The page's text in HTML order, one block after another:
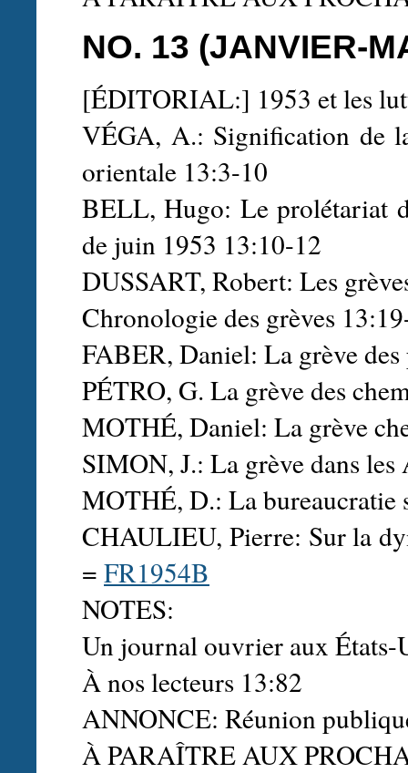
NO. 13 (JANVIER-
[ÉDITORIAL:] 1953 et les
VÉGA, A.: Signification de
orientale 13:3-10
BELL, Hugo: Le prolétariat
de juin 1953 13:10-12
DUSSART, Robert: Les
Chronologie des grèves
FABER, Daniel: La grève
PÉTRO, G. La grève des
MOTHÉ, Daniel: La grève
SIMON, J.: La grève dans les
MOTHÉ, D.: La bureaucratie
CHAULIEU, Pierre: Sur la
= FR1954B
NOTES:
Un journal ouvrier aux États-
À nos lecteurs 13:82
ANNONCE: Réunion
À PARAÎTRE AUX